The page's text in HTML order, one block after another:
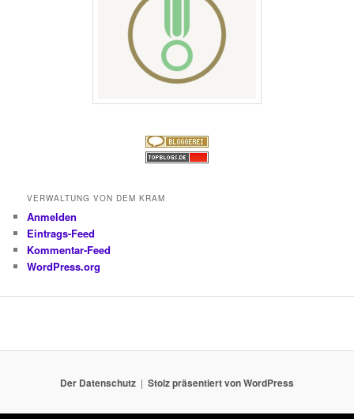
VERWALTUNG VON DEM KRAM
Anmelden
Eintrags-Feed
Kommentar-Feed
WordPress.org
Der Datenschutz Stolz präsentiert von WordPress